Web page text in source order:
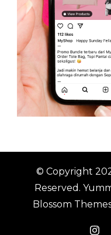
© Copyright
Reserved.
Blossom